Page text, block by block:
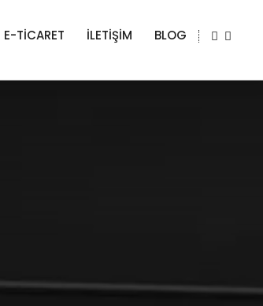
E-TİCARET İLETİŞİM BLOG